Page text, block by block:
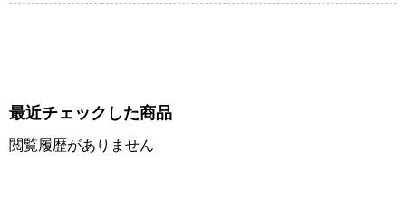
最近チェックした商品
閲覧履歴がありません